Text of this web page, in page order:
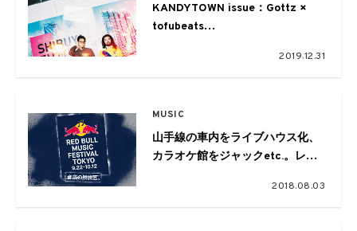
KANDYTOWN issue：Gottz ×
tofubeats
2019.12.31
MUSIC
山手線の車内をライブハウス化、
カラオケ館をジャックetc.。レッ
BULL MUSIC FESTIVAL
TOKYO」が今年も開催
2018.08.03